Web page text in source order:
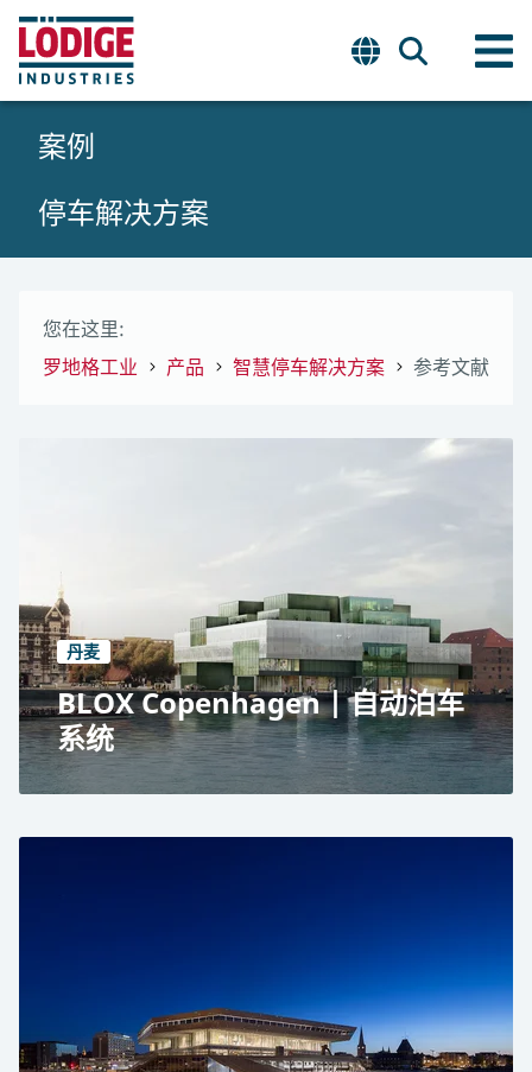
案例
停车解决方案
您在这里:
罗地格工业
产品 智慧停车解决方案 参考文献
丹麦
BLOX Copenhagen | 自动泊车
系统